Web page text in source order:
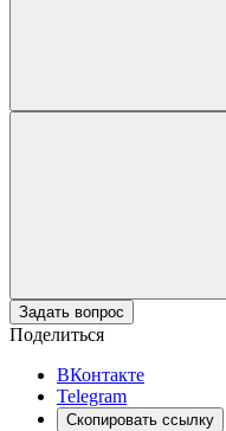
Задать вопрос
Поделиться
ВКонтакте
Telegram
Скопировать ссылку